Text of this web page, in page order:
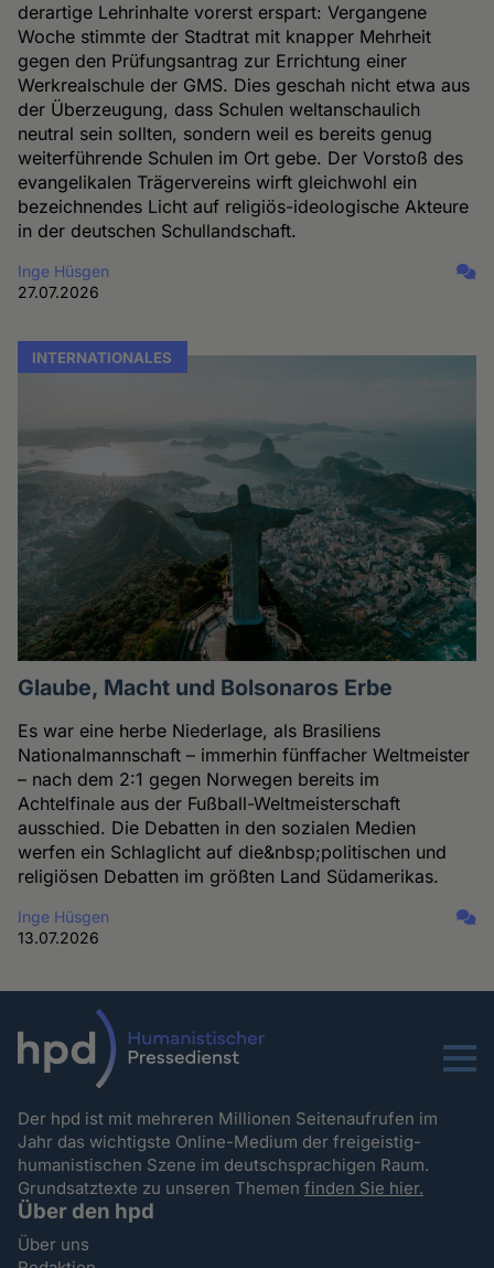
derartige Lehrinhalte vorerst erspart: Vergangene
Woche stimmte der Stadtrat mit knapper Mehrheit
gegen den Prüfungsantrag zur Errichtung einer
Werkrealschule der GMS. Dies geschah nicht etwa aus
der Überzeugung, dass Schulen weltanschaulich
neutral sein sollten, sondern weil es bereits genug
weiterführende Schulen im Ort gebe. Der Vorstoß des
evangelikalen Trägervereins wirft gleichwohl ein
bezeichnendes Licht auf religiös-ideologische Akteure
in der deutschen Schullandschaft.
Inge Hüsgen
27.07.2026
INTERNATIONALES
Glaube, Macht und Bolsonaros Erbe
Es war eine herbe Niederlage, als Brasiliens
Nationalmannschaft – immerhin fünffacher Weltmeister
– nach dem 2:1 gegen Norwegen bereits im
Achtelfinale aus der Fußball-Weltmeisterschaft
ausschied. Die Debatten in den sozialen Medien
werfen ein Schlaglicht auf die&nbsp;politischen und
religiösen Debatten im größten Land Südamerikas.
Inge Hüsgen
13.07.2026
Menu
Der hpd ist mit mehreren Millionen Seitenaufrufen im
Jahr das wichtigste Online-Medium der freigeistig-
humanistischen Szene im deutschsprachigen Raum.
Grundsatztexte zu unseren Themenfinden Sie hier.
Über den hpd
Über uns